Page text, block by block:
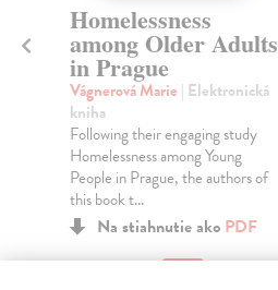
Homelessness
among Older Adults
in Prague
Vágnerová Marie | Elektronická
kniha
Following their engaging study
Homelessness among Young
People in Prague, the authors of
this book t...
Na stiahnutie ako PDF